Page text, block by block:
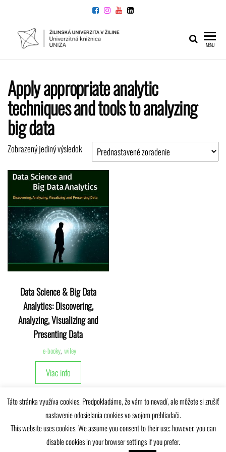
UNIVERZITNÁ
KNIŽNICA
MENU
Apply appropriate analytic
techniques and tools to analyzing
big data
Zobrazený jediný výsledok
Data Science & Big Data
Analytics: Discovering,
Analyzing, Visualizing and
Presenting Data
e-booky, wiley
Viac info
Táto stránka využíva cookies. Predpokladáme, že vám to nevadí, ale môžete si zrušiť
nastavenie odosielania cookies vo svojom prehliadači.
This website uses cookies. We assume you consent to their use; however, you can
disable cookies in your browser settings if you prefer.